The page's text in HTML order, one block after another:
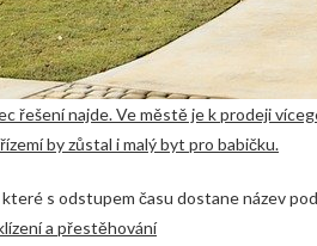
řešení najde. Ve městě je k prodeji
by zůstal i malý byt pro babičku.
s odstupem času dostane název
a přestěhování